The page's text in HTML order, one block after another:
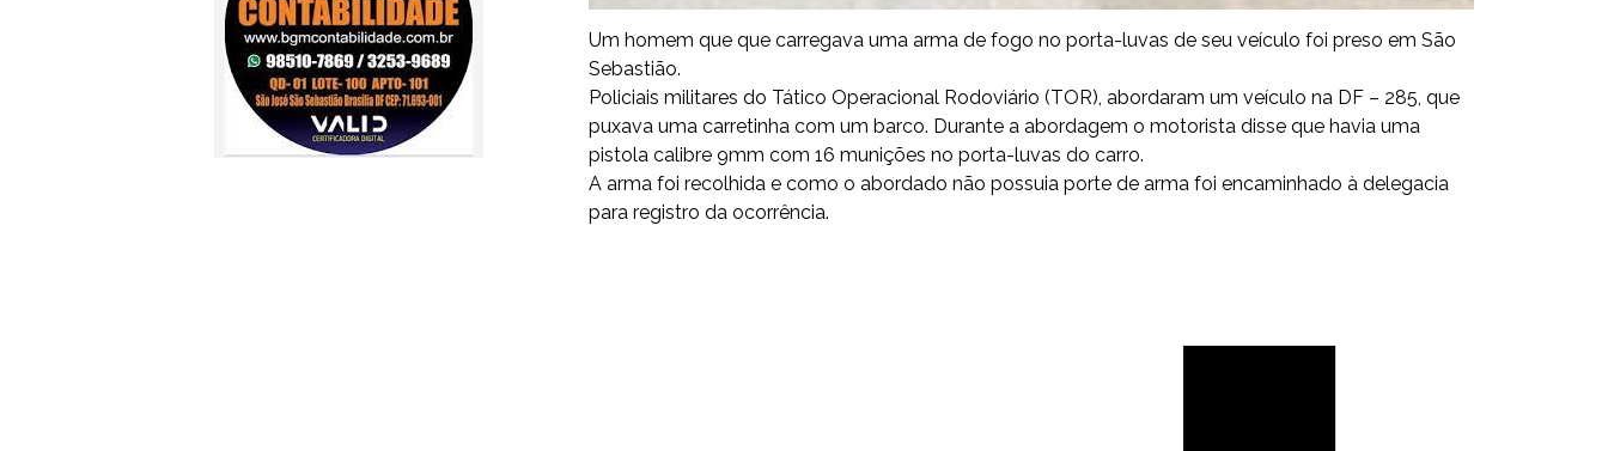
Um homem que que carregava uma arma de fogo no porta-luvas de seu veículo foi preso em São
Sebastião.
Policiais militares do Tático Operacional Rodoviário (TOR), abordaram um veículo na DF – 285, que
puxava uma carretinha com um barco. Durante a abordagem o motorista disse que havia uma
pistola calibre 9mm com 16 munições no porta-luvas do carro.
A arma foi recolhida e como o abordado não possuia porte de arma foi encaminhado à delegacia
para registro da ocorrência.